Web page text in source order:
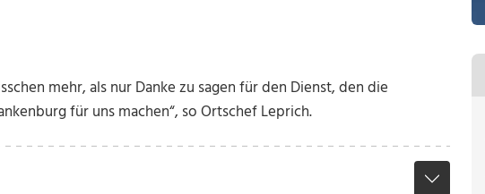
mehr, als nur Danke zu sagen für den Dienst, den die
für uns machen“, so Ortschef Leprich.